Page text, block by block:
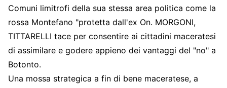
Comuni limitrofi della sua stessa area politica come la
rossa Montefano "protetta dall'ex On. MORGONI,
TITTARELLI tace per consentire ai cittadini maceratesi
di assimilare e godere appieno dei vantaggi del "no" a
Botonto.
Una mossa strategica a fin di bene maceratese, a